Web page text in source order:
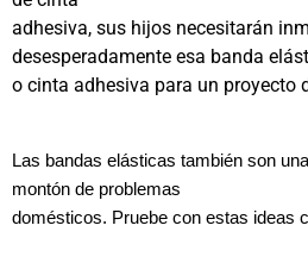
adhesiva, sus hijos necesitarán
desesperadamente esa banda
o cinta adhesiva para un proyecto
Las bandas elásticas también son
montón de problemas
domésticos. Pruebe con estas ideas